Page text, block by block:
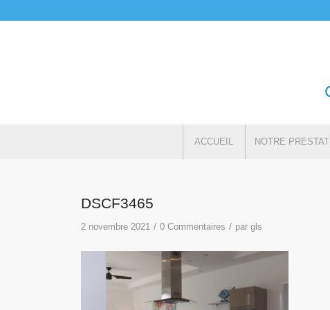
ACCUEIL NOTRE
DSCF3465
2 novembre 2021 / 0 Commentaires / pargls